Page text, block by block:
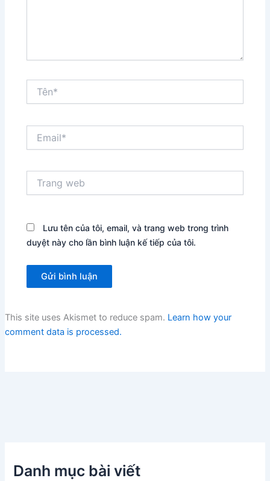
web
Lưu tên của tôi, email, và trang web trong trình
duyệt này cho lần bình luận kế tiếp của tôi.
This site uses Akismet to reduce spam. Learn how your
comment data is processed.
Danh mục bài viết